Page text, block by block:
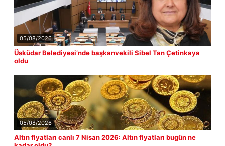
05/08/2026
Üsküdar Belediyesi’nde başkanvekili Sibel Tan Çetinkaya
oldu
05/08/2026
Altın fiyatları canlı 7 Nisan 2026: Altın fiyatları bugün ne